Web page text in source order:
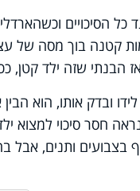
כל הסיכויים
קטנה בוך מסה של
הבנתי שזה ילד קטן,
ובדק אותו, הוא
חסר סיכוי למצוא
בצבועים ותנים, אבל